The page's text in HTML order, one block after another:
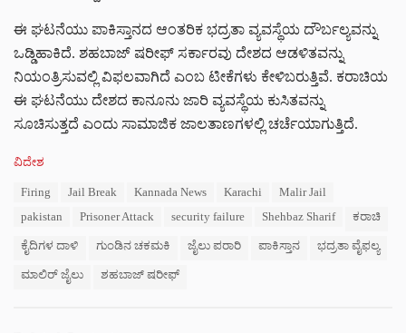
ಈ ಘಟನೆಯು ಪಾಕಿಸ್ತಾನದ ಆಂತರಿಕ ಭದ್ರತಾ ವ್ಯವಸ್ಥೆಯ ದೌರ್ಬಲ್ಯವನ್ನು
ಒಡ್ಡಿಹಾಕಿದೆ. ಶಹಬಾಜ್ ಷರೀಫ್ ಸರ್ಕಾರವು ದೇಶದ ಆಡಳಿತವನ್ನು
ನಿಯಂತ್ರಿಸುವಲ್ಲಿ ವಿಫಲವಾಗಿದೆ ಎಂಬ ಟೀಕೆಗಳು ಕೇಳಿಬರುತ್ತಿವೆ. ಕರಾಚಿಯ
ಈ ಘಟನೆಯು ದೇಶದ ಕಾನೂನು ಜಾರಿ ವ್ಯವಸ್ಥೆಯ ಕುಸಿತವನ್ನು
ಸೂಚಿಸುತ್ತದೆ ಎಂದು ಸಾಮಾಜಿಕ ಜಾಲತಾಣಗಳಲ್ಲಿ ಚರ್ಚೆಯಾಗುತ್ತಿದೆ.
C
ವಿದೇಶ
Firing Jail Break Kannada News Karachi
Malir Jail
pakistan
Prisoner Attack security failure Shehbaz Sharif ಕರಾಚಿ
ಕೈದಿಗಳ ದಾಳಿ ಗುಂಡಿನ ಚಕಮಕಿ ಜೈಲು ಪರಾರಿ ಪಾಕಿಸ್ತಾನ ಭದ್ರತಾ ವೈಫಲ್ಯ
ಮಾಲಿರ್ ಜೈಲು ಶಹಬಾಜ್ ಷರೀಫ್